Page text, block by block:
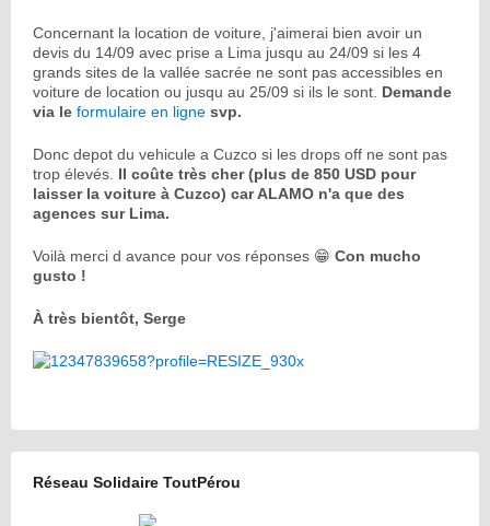
Concernant la location de voiture, j'aimerai bien avoir un
devis du 14/09 avec prise a Lima jusqu au 24/09 si les 4
grands sites de la vallée sacrée ne sont pas accessibles en
voiture de location ou jusqu au 25/09 si ils le sont. Demande
via le formulaire en ligne svp.
Donc depot du vehicule a Cuzco si les drops off ne sont pas
trop élevés. Il coûte très cher (plus de 850 USD pour
laisser la voiture à Cuzco) car ALAMO n'a que des
agences sur Lima.
Voilà merci d avance pour vos réponses 😁 Con mucho
gusto !
À très bientôt, Serge
Réseau Solidaire ToutPérou